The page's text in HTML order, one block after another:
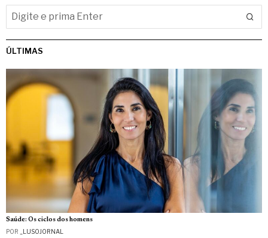
ÚLTIMAS
Saúde: Os ciclos dos homens
POR _LUSOJORNAL